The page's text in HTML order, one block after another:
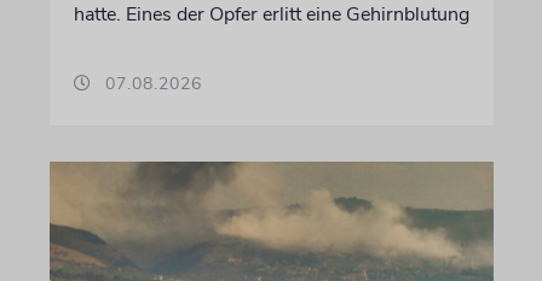
hatte. Eines der Opfer erlitt eine Gehirnblutung
07.08.2026